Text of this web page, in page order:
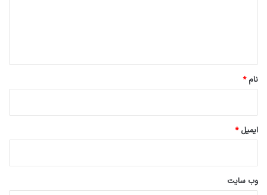
نام*
ایمیل*
وب‌ سایت